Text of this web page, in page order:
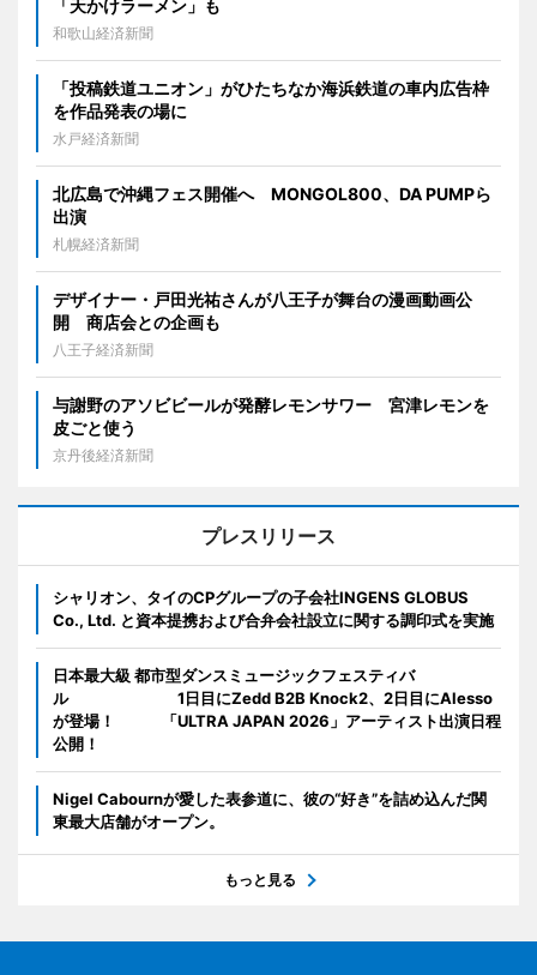
「天かけラーメン」も
和歌山経済新聞
「投稿鉄道ユニオン」がひたちなか海浜鉄道の車内広告枠
を作品発表の場に
水戸経済新聞
北広島で沖縄フェス開催へ MONGOL800、DA PUMPら
出演
札幌経済新聞
デザイナー・戸田光祐さんが八王子が舞台の漫画動画公
開 商店会との企画も
八王子経済新聞
与謝野のアソビビールが発酵レモンサワー 宮津レモンを
皮ごと使う
京丹後経済新聞
プレスリリース
シャリオン、タイのCPグループの子会社INGENS GLOBUS
Co., Ltd. と資本提携および合弁会社設立に関する調印式を実施
日本最大級 都市型ダンスミュージックフェスティバ
ル 1日目にZedd B2B Knock2、2日目にAlesso
が登場！ 「ULTRA JAPAN 2026」アーティスト出演日程
公開！
Nigel Cabournが愛した表参道に、彼の“好き”を詰め込んだ関
東最大店舗がオープン。
もっと見る